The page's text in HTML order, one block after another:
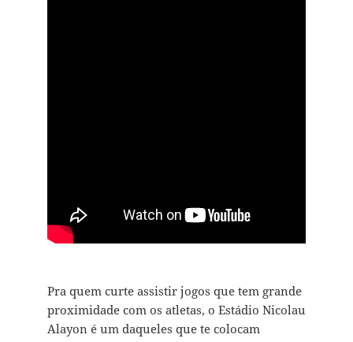
Pra quem curte assistir jogos que tem grande
proximidade com os atletas, o Estádio Nicolau
Alayon é um daqueles que te colocam